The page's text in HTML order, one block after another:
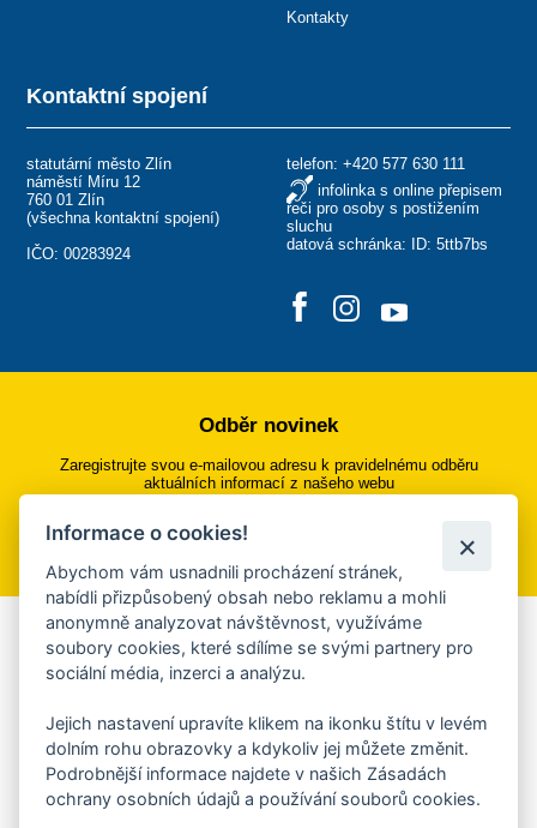
Kontaktní spojení
statutární město Zlín
náměstí Míru 12
760 01 Zlín
(všechna kontaktní spojení)
IČO: 00283924
telefon: +420 577 630 111
infolinka s online přepisem
řeči pro osoby s postižením
sluchu
datová schránka: ID: 5ttb7bs
Kontakty
Odběr novinek
Zaregistrujte svou e-mailovou adresu k pravidelnému odběru
aktuálních informací z našeho webu
Přihlásit se k odběru
Aplikace Mobilní rozhlas
Chcete dostávat do svého mobilu či mailu upozornění na
ankety, pozvánky na kulturní a sportovní akce?
Více informací o aplikaci
Informace o cookies!
Abychom vám usnadnili procházení stránek,
nabídli přizpůsobený obsah nebo reklamu a mohli
anonymně analyzovat návštěvnost, využíváme
soubory cookies, které sdílíme se svými partnery pro
sociální média, inzerci a analýzu.
Jejich nastavení upravíte klikem na ikonku štítu v levém
dolním rohu obrazovky a kdykoliv jej můžete změnit.
Podrobnější informace najdete v našich Zásadách
ochrany osobních údajů a používání souborů cookies.